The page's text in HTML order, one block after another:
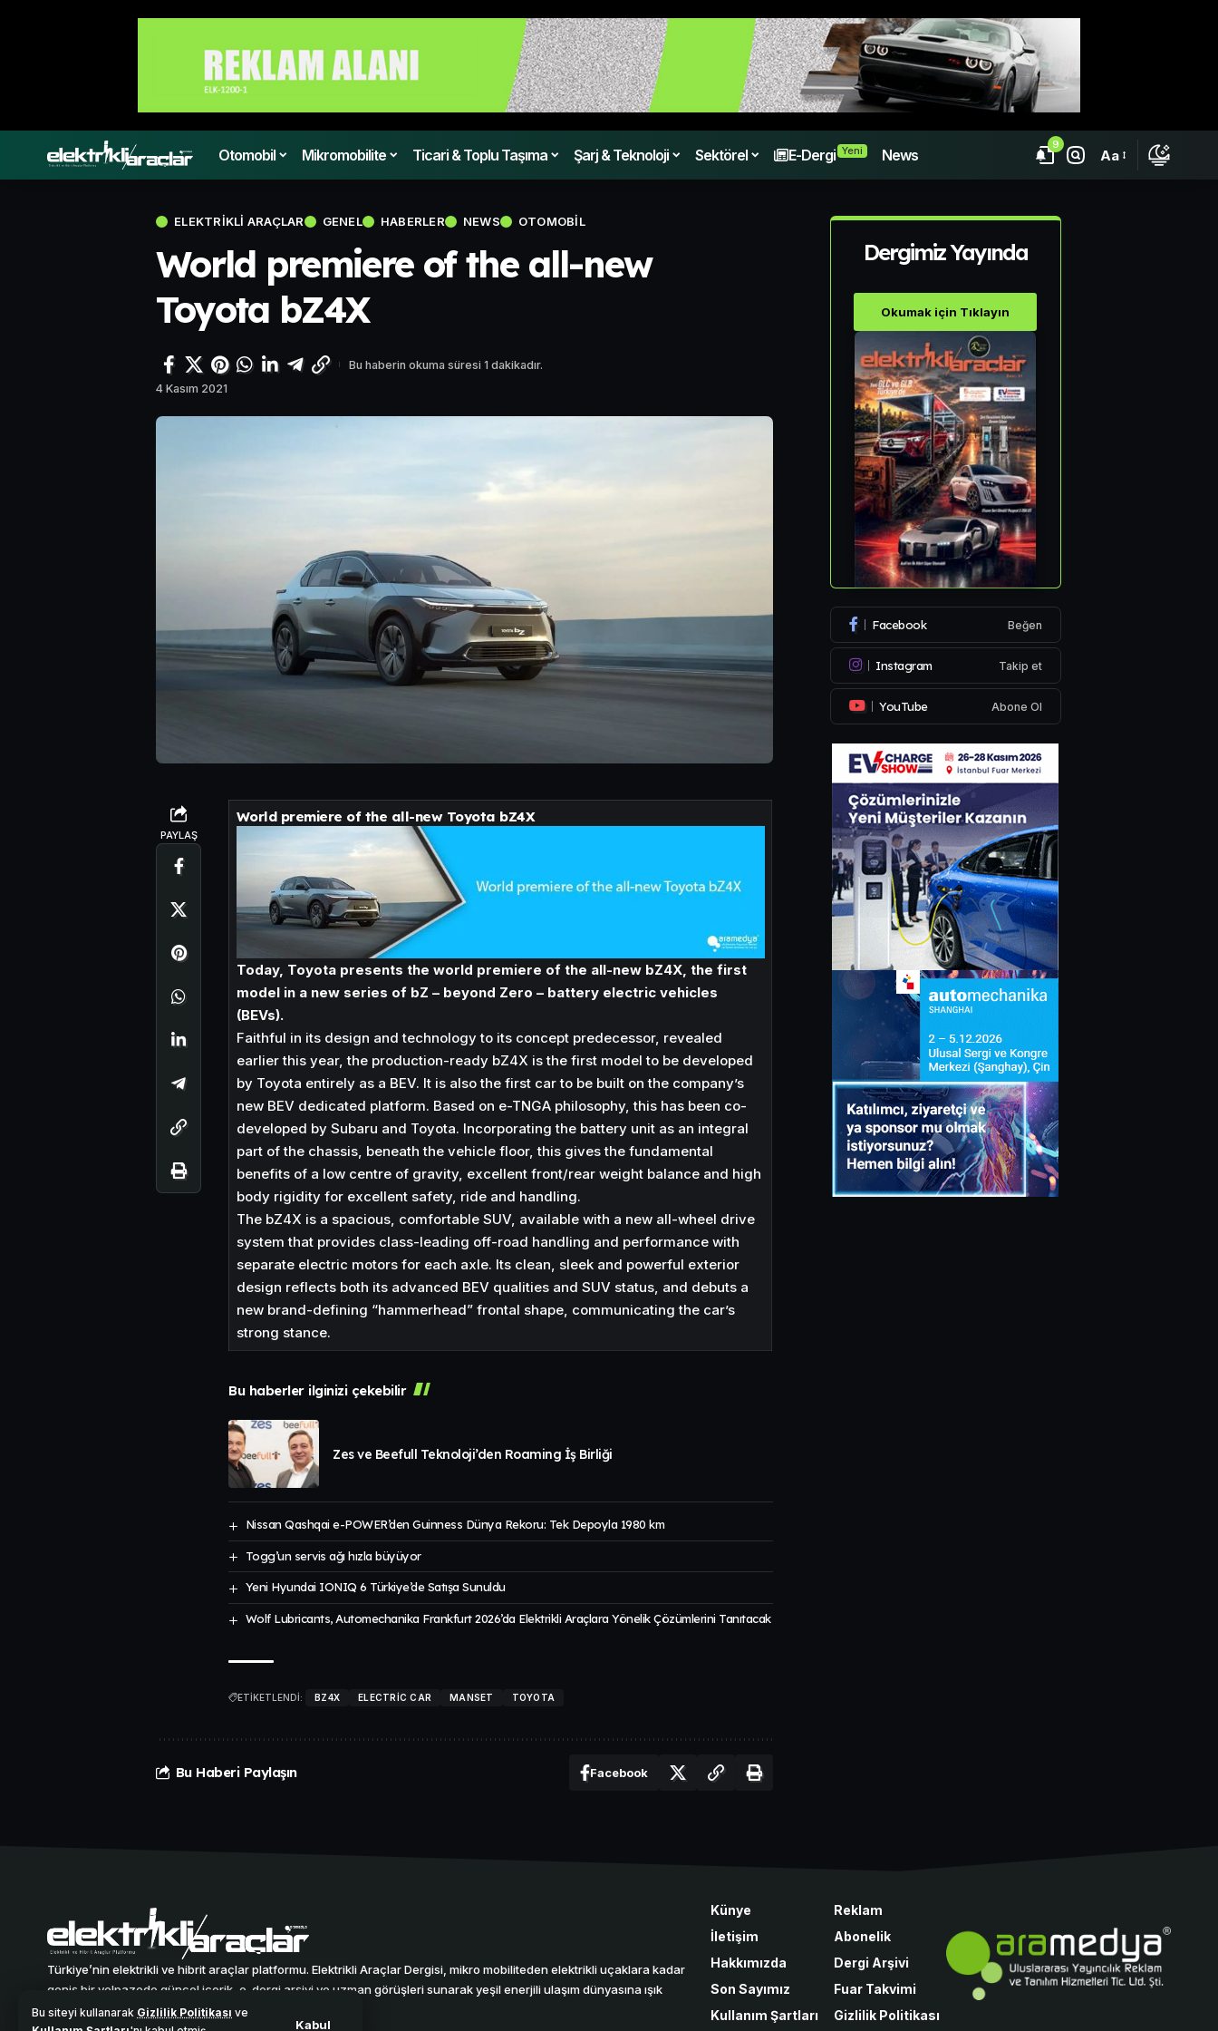
Bu siteyi kullanarak Gizlilik Politikası ve
Kabul
Otomobil Mikromobilite Ticari & Toplu Taşıma Şarj & Teknoloji Sektörel E-Dergi Yeni News
9
Aa
ELEKTRIKLI ARAÇLAR GENEL HABERLER NEWS OTOMOBIL
World premiere of the all-new
Toyota bZ4X
4 Kasım 2021
Bu haberin okuma süresi 1 dakikadır.
PAYLAŞ
World premiere of the all-new Toyota bZ4X
Today, Toyota presents the world premiere of the all-new bZ4X, the first
model in a new series of bZ – beyond Zero – battery electric vehicles
(BEVs).
Faithful in its design and technology to its concept predecessor, revealed
earlier this year, the production-ready bZ4X is the first model to be developed
by Toyota entirely as a BEV. It is also the first car to be built on the company’s
new BEV dedicated platform. Based on e-TNGA philosophy, this has been co-
developed by Subaru and Toyota. Incorporating the battery unit as an integral
part of the chassis, beneath the vehicle floor, this gives the fundamental
benefits of a low centre of gravity, excellent front/rear weight balance and high
body rigidity for excellent safety, ride and handling.
The bZ4X is a spacious, comfortable SUV, available with a new all-wheel drive
system that provides class-leading off-road handling and performance with
separate electric motors for each axle. Its clean, sleek and powerful exterior
design reflects both its advanced BEV qualities and SUV status, and debuts a
new brand-defining “hammerhead” frontal shape, communicating the car’s
strong stance.
Bu haberler ilginizi çekebilir
Zes ve Beefull Teknoloji’den Roaming İş Birliği
Nissan Qashqai e-POWER’den Guinness Dünya Rekoru: Tek Depoyla 1980 km
Togg’un servis ağı hızla büyüyor
Yeni Hyundai IONIQ 6 Türkiye’de Satışa Sunuldu
Wolf Lubricants, Automechanika Frankfurt 2026’da Elektrikli Araçlara Yönelik Çözümlerini Tanıtacak
ETİKETLENDİ: BZ4X ELECTRIC CAR MANSET TOYOTA
Bu Haberi Paylaşın Facebook
Dergimiz Yayında
Okumak için Tıklayın
Facebook Beğen
Instagram Takip et
YouTube Abone Ol
Türkiye’nin elektrikli ve hibrit araçlar platformu. Elektrikli Araçlar Dergisi, mikro mobiliteden elektrikli uçaklara kadar
geniş bir yelpazede güncel içerik, e-dergi arşivi ve uzman görüşleri sunarak yeşil enerjili ulaşım dünyasına ışık
tutmaktadır.
Künye
İletişim
Hakkımızda
Son Sayımız
Kullanım Şartları
Reklam
Abonelik
Dergi Arşivi
Fuar Takvimi
Gizlilik Politikası